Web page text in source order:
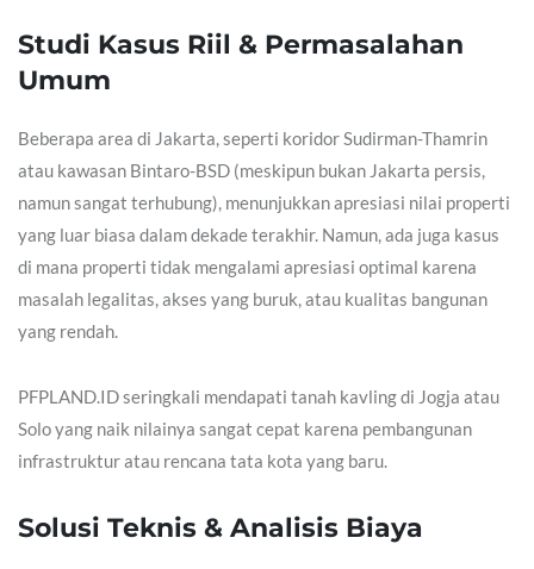
Studi Kasus Riil & Permasalahan
Umum
Beberapa area di Jakarta, seperti koridor Sudirman-Thamrin
atau kawasan Bintaro-BSD (meskipun bukan Jakarta persis,
namun sangat terhubung), menunjukkan apresiasi nilai properti
yang luar biasa dalam dekade terakhir. Namun, ada juga kasus
di mana properti tidak mengalami apresiasi optimal karena
masalah legalitas, akses yang buruk, atau kualitas bangunan
yang rendah.
PFPLAND.ID seringkali mendapati tanah kavling di Jogja atau
Solo yang naik nilainya sangat cepat karena pembangunan
infrastruktur atau rencana tata kota yang baru.
Solusi Teknis & Analisis Biaya